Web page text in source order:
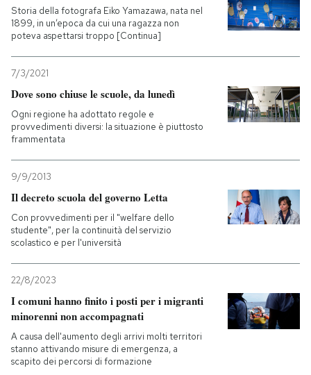
Storia della fotografa Eiko Yamazawa, nata nel
1899, in un’epoca da cui una ragazza non
poteva aspettarsi troppo [Continua]
7/3/2021
Dove sono chiuse le scuole, da lunedì
Ogni regione ha adottato regole e
provvedimenti diversi: la situazione è piuttosto
frammentata
9/9/2013
Il decreto scuola del governo Letta
Con provvedimenti per il "welfare dello
studente", per la continuità del servizio
scolastico e per l'università
22/8/2023
I comuni hanno finito i posti per i migranti
minorenni non accompagnati
A causa dell'aumento degli arrivi molti territori
stanno attivando misure di emergenza, a
scapito dei percorsi di formazione